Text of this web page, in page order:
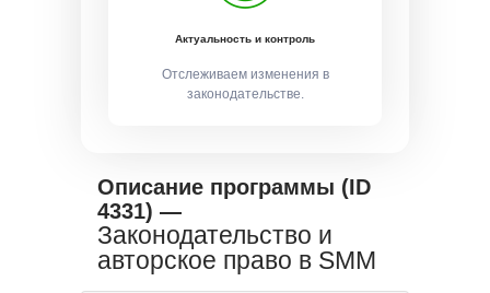
Актуальность и контроль
Отслеживаем изменения в
законодательстве.
Описание программы (ID
4331) —
Законодательство и
авторское право в SMM